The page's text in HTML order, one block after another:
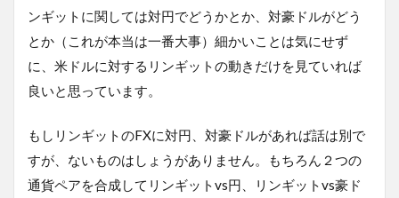
ンギットに関しては対円でどうかとか、対豪ドルがどう
とか（これが本当は一番大事）細かいことは気にせず
に、米ドルに対するリンギットの動きだけを見ていれば
良いと思っています。
もしリンギットのFXに対円、対豪ドルがあれば話は別で
すが、ないものはしょうがありません。もちろん２つの
通貨ペアを合成してリンギットvs円、リンギットvs豪ド